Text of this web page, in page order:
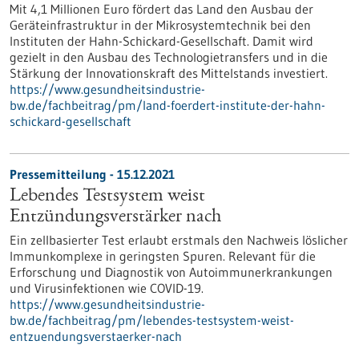
Mit 4,1 Millionen Euro fördert das Land den Ausbau der
Geräteinfrastruktur in der Mikrosystemtechnik bei den
Instituten der Hahn-Schickard-Gesellschaft. Damit wird
gezielt in den Ausbau des Technologietransfers und in die
Stärkung der Innovationskraft des Mittelstands investiert.
https://www.gesundheitsindustrie-
bw.de/fachbeitrag/pm/land-foerdert-institute-der-hahn-
schickard-gesellschaft
Pressemitteilung - 15.12.2021
Lebendes Testsystem weist
Entzündungsverstärker nach
Ein zellbasierter Test erlaubt erstmals den Nachweis löslicher
Immunkomplexe in geringsten Spuren. Relevant für die
Erforschung und Diagnostik von Autoimmunerkrankungen
und Virusinfektionen wie COVID-19.
https://www.gesundheitsindustrie-
bw.de/fachbeitrag/pm/lebendes-testsystem-weist-
entzuendungsverstaerker-nach